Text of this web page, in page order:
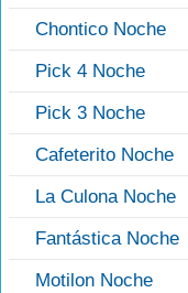
Chontico Noche
Pick 4 Noche
Pick 3 Noche
Cafeterito Noche
La Culona Noche
Fantástica Noche
Motilon Noche